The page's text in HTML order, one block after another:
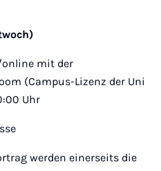
mit der
(Campus-Lizenz der Uni
Uhr
werden einerseits die